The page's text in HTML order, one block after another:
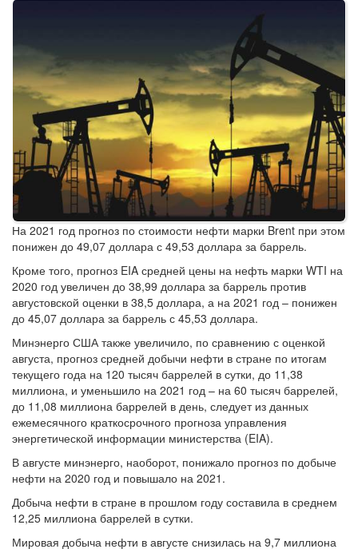
На 2021 год прогноз по стоимости нефти марки Brent при этом
понижен до 49,07 доллара с 49,53 доллара за баррель.
Кроме того, прогноз EIA средней цены на нефть марки WTI на
2020 год увеличен до 38,99 доллара за баррель против
августовской оценки в 38,5 доллара, а на 2021 год – понижен
до 45,07 доллара за баррель с 45,53 доллара.
Минэнерго США также увеличило, по сравнению с оценкой
августа, прогноз средней добычи нефти в стране по итогам
текущего года на 120 тысяч баррелей в сутки, до 11,38
миллиона, и уменьшило на 2021 год – на 60 тысяч баррелей,
до 11,08 миллиона баррелей в день, следует из данных
ежемесячного краткосрочного прогноза управления
энергетической информации министерства (EIA).
В августе минэнерго, наоборот, понижало прогноз по добыче
нефти на 2020 год и повышало на 2021.
Добыча нефти в стране в прошлом году составила в среднем
12,25 миллиона баррелей в сутки.
Мировая добыча нефти в августе снизилась на 9,7 миллиона